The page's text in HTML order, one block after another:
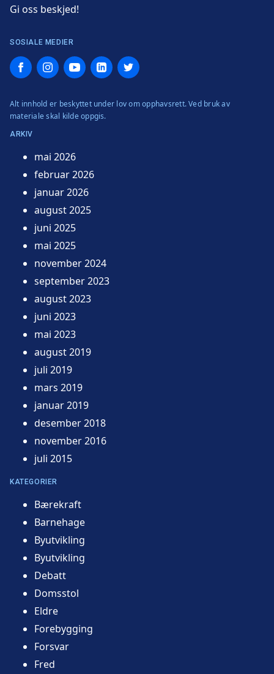
Gi oss beskjed!
SOSIALE MEDIER
FacebookInstagramYouTubeLinkedInTwitter
Alt innhold er beskyttet under lov om opphavsrett. Ved bruk av
materiale skal kilde oppgis.
ARKIV
mai 2026
februar 2026
januar 2026
august 2025
juni 2025
mai 2025
november 2024
september 2023
august 2023
juni 2023
mai 2023
august 2019
juli 2019
mars 2019
januar 2019
desember 2018
november 2016
juli 2015
KATEGORIER
Bærekraft
Barnehage
Byutvikling
Byutvikling
Debatt
Domsstol
Eldre
Forebygging
Forsvar
Fred